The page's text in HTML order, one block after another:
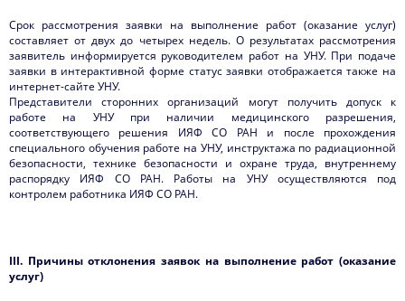
Срок рассмотрения заявки на выполнение работ (оказание услуг)
составляет от двух до четырех недель. О результатах рассмотрения
заявитель информируется руководителем работ на УНУ. При подаче
заявки в интерактивной форме статус заявки отображается также на
интернет-сайте УНУ.
Представители сторонних организаций могут получить допуск к
работе на УНУ при наличии медицинского разрешения,
соответствующего решения ИЯФ СО РАН и после прохождения
специального обучения работе на УНУ, инструктажа по радиационной
безопасности, технике безопасности и охране труда, внутреннему
распорядку ИЯФ СО РАН. Работы на УНУ осуществляются под
контролем работника ИЯФ СО РАН.
III. Причины отклонения заявок на выполнение работ (оказание
услуг)